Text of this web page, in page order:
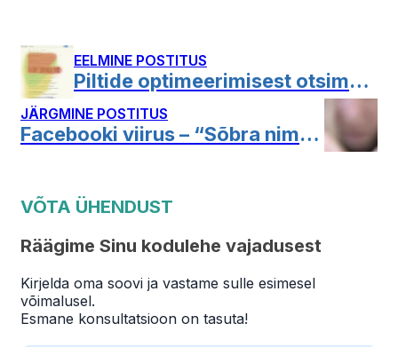
EELMINE POSTITUS
Piltide optimeerimisest otsimootoritele
JÄRGMINE POSTITUS
Facebooki viirus – “Sõbra nimi naked VIDEo”
VÕTA ÜHENDUST
Räägime Sinu kodulehe vajadusest
Kirjelda oma soovi ja vastame sulle esimesel
võimalusel.
Esmane konsultatsioon on tasuta!